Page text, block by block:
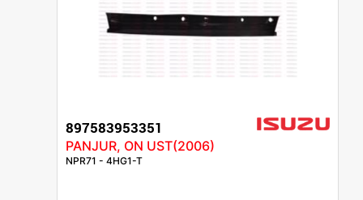
897583953351
PANJUR, ON UST(2006)
NPR71 - 4HG1-T